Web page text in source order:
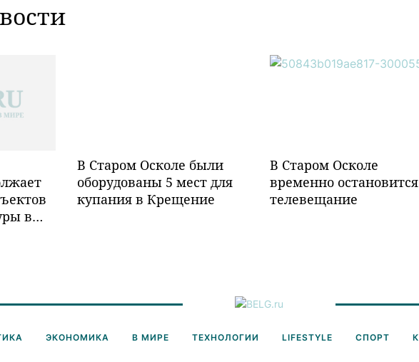
в
В Старом Осколе были
оборудованы 5 мест для
купания в Крещение
В Старом Осколе
временно остановится
телевещание
ЭКОНОМИКА В МИРЕ ТЕХНОЛОГИИ LIFESTYLE СПОРТ